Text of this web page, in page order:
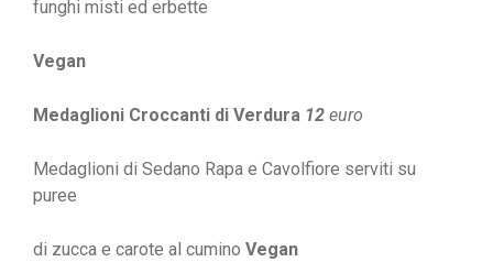
funghi misti ed erbette
Vegan
Medaglioni Croccanti di Verdura 12 euro
Medaglioni di Sedano Rapa e Cavolfiore serviti su
puree
di zucca e carote al cumino Vegan